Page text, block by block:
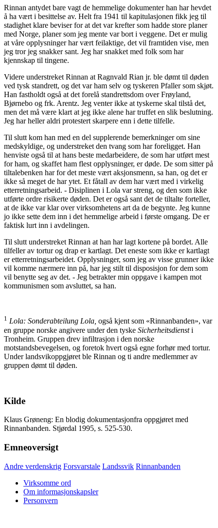
Rinnan antydet bare vagt de hemmelige dokumenter han har hevdet
å ha vært i besittelse av. Helt fra 1941 til kapitulasjonen fikk jeg til
stadighet klare beviser for at det var krefter som hadde store planer
med Norge, planer som jeg mente var bort i veggene. Det er mulig
at våre opplysninger har vært feilaktige, det vil framtiden vise, men
jeg tror jeg snakker sant. Jeg har snakket med folk som har
kjennskap til tingene.
Videre understreket Rinnan at Ragnvald Rian jr. ble dømt til døden
ved tysk standrett, og det var ham selv og tyskeren Pfaller som skjøt.
Han fastholdt også at det forelå standrettsdom over Frøyland,
Bjørnebo og frk. Arentz. Jeg venter ikke at tyskerne skal tilstå det,
men det må være klart at jeg ikke alene har truffet en slik beslutning.
Jeg har heller aldri protestert skarpere enn i dette tilfelle.
Til slutt kom han med en del supplerende bemerkninger om sine
medskyldige, og understreket den tvang som har foreligget. Han
henviste også til at hans beste medarbeidere, de som har utført mest
for ham, og skaffet ham flest opplysninger, er døde. De som sitter på
tiltalebenken har for det meste vært aksjonsmenn, sa han, og det er
ikke så meget de har ytet. Et fåtall av dem har vært med i virkelig
etterretningsarbeid. - Disiplinen i Lola var streng, og den som ikke
utførte ordre risikerte døden. Det er også sant det de tiltalte forteller,
at de ikke var klar over virksomhetens art da de begynte. Jeg kunne
jo ikke sette dem inn i det hemmelige arbeid i første omgang. De er
faktisk lurt inn i avdelingen.
Til slutt understreket Rinnan at han har lagt kortene på bordet. Alle
tilfeller av tortur og drap er kartlagt. Det eneste som ikke er kartlagt
er etterretningsarbeidet. Opplysninger, som jeg av visse grunner ikke
vil komme nærmere inn på, har jeg stilt til disposisjon for dem som
vil benytte seg av det. - Jeg betrakter min oppgave i kampen mot
kommunismen som avsluttet, sa han.
1 Lola: Sonderabteilung Lola, også kjent som «Rinnanbanden», var
en gruppe norske angivere under den tyske Sicherheitsdiensti
Tronheim. Gruppen drev infiltrasjon i den norske
motstandsbevegelsen, og foretok hvert også egne forhør med tortur.
Under landsvikoppgjøret ble Rinnan og ti andre medlemmer av
gruppen dømt til døden.
Kilde
Klaus Grøneng: En blodig dokumentasjonfra oppgjøret med
Rinnanbanden. Stjørdal 1995, s. 525-530.
Emneoversigt
Andre verdenskrig Forsvarstale Landssvik Rinnanbanden
Virksomme ord
Om informasjonskapsler
Personvern